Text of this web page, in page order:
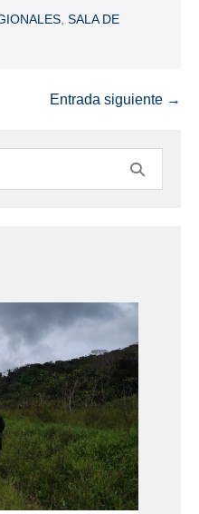
SALA DE
Entrada siguiente →